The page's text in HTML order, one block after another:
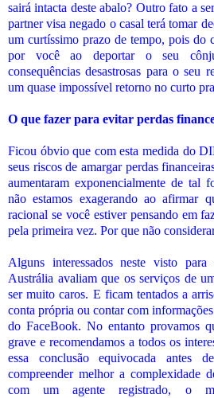
sairá intacta deste abalo? Outro fato a
partner visa negado o casal terá tomar
um curtíssimo prazo de tempo, pois do
por você ao deportar o seu
consequências desastrosas para o seu
um quase impossível retorno no curto
O que fazer para evitar perdas
Ficou óbvio que com esta medida do
seus riscos de amargar perdas
aumentaram exponencialmente de tal
não estamos exagerando ao afirmar
racional se você estiver pensando em
pela primeira vez. Por que não
Alguns interessados neste visto
Austrália avaliam que os serviços de
ser muito caros. E ficam tentados a
conta própria ou contar com
do FaceBook. No entanto provamos
grave e recomendamos a todos os
essa conclusão equivocada antes
compreender melhor a complexidade
com um agente registrado, o